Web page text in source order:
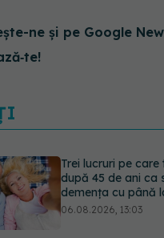
ne și pe Google
Medicii de la
unul dintre cele
mituri despre
06.08.2026, 11:52